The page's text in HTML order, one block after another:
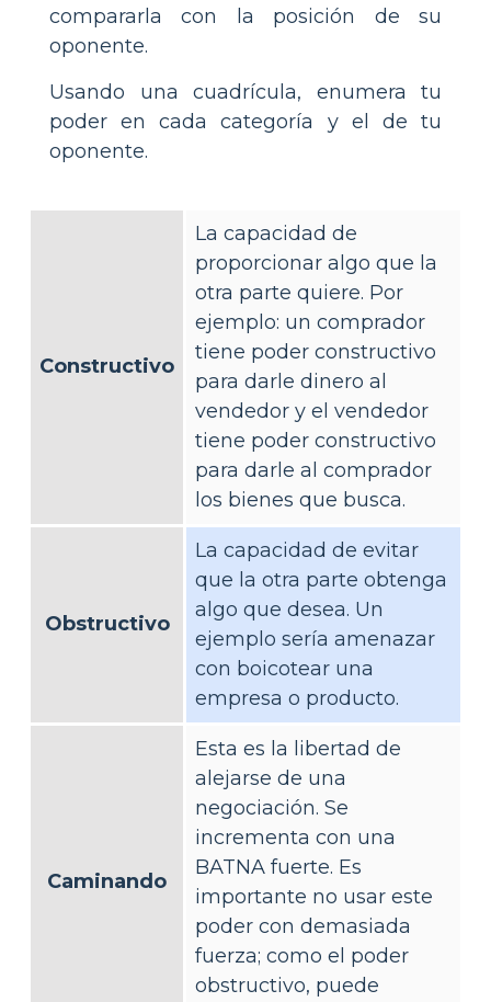
compararla con la posición de su
oponente.
Usando una cuadrícula, enumera tu
poder en cada categoría y el de tu
oponente.
Constructivo
La capacidad de
proporcionar algo que la
otra parte quiere. Por
ejemplo: un comprador
tiene poder constructivo
para darle dinero al
vendedor y el vendedor
tiene poder constructivo
para darle al comprador
los bienes que busca.
Obstructivo
La capacidad de evitar
que la otra parte obtenga
algo que desea. Un
ejemplo sería amenazar
con boicotear una
empresa o producto.
Caminando
Esta es la libertad de
alejarse de una
negociación. Se
incrementa con una
BATNA fuerte. Es
importante no usar este
poder con demasiada
fuerza; como el poder
obstructivo, puede